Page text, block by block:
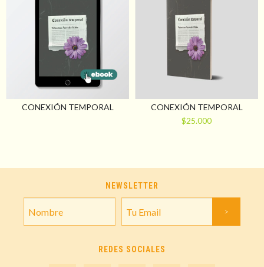
CONEXIÓN TEMPORAL
CONEXIÓN TEMPORAL
$25.000
NEWSLETTER
REDES SOCIALES